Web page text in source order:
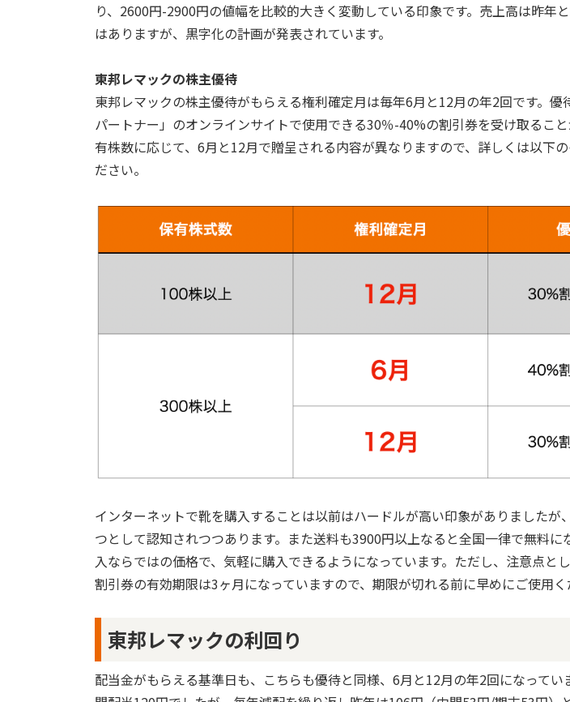
り、2600円-2900円の値幅を比較的大きく変動している印象です。売上高は昨年
はありますが、黒字化の計画が発表されています。
東邦レマックの株主優待
東邦レマックの株主優待がもらえる権利確定月は毎年6月と12月の年2回です。優
パートナー」のオンラインサイトで使用できる30％-40%の割引券を受け取るこ
有株数に応じて、6月と12月で贈呈される内容が異なりますので、詳しくは以下
ださい。
インターネットで靴を購入することは以前はハードルが高い印象がありましたが
つとして認知されつつあります。また送料も3900円以上なると全国一律で無料に
入ならではの価格で、気軽に購入できるようになっています。ただし、注意点と
割引券の有効期限は3ヶ月になっていますので、期限が切れる前に早めにご使用く
東邦レマックの利回り
配当金がもらえる基準日も、こちらも優待と同様、6月と12月の年2回になってい